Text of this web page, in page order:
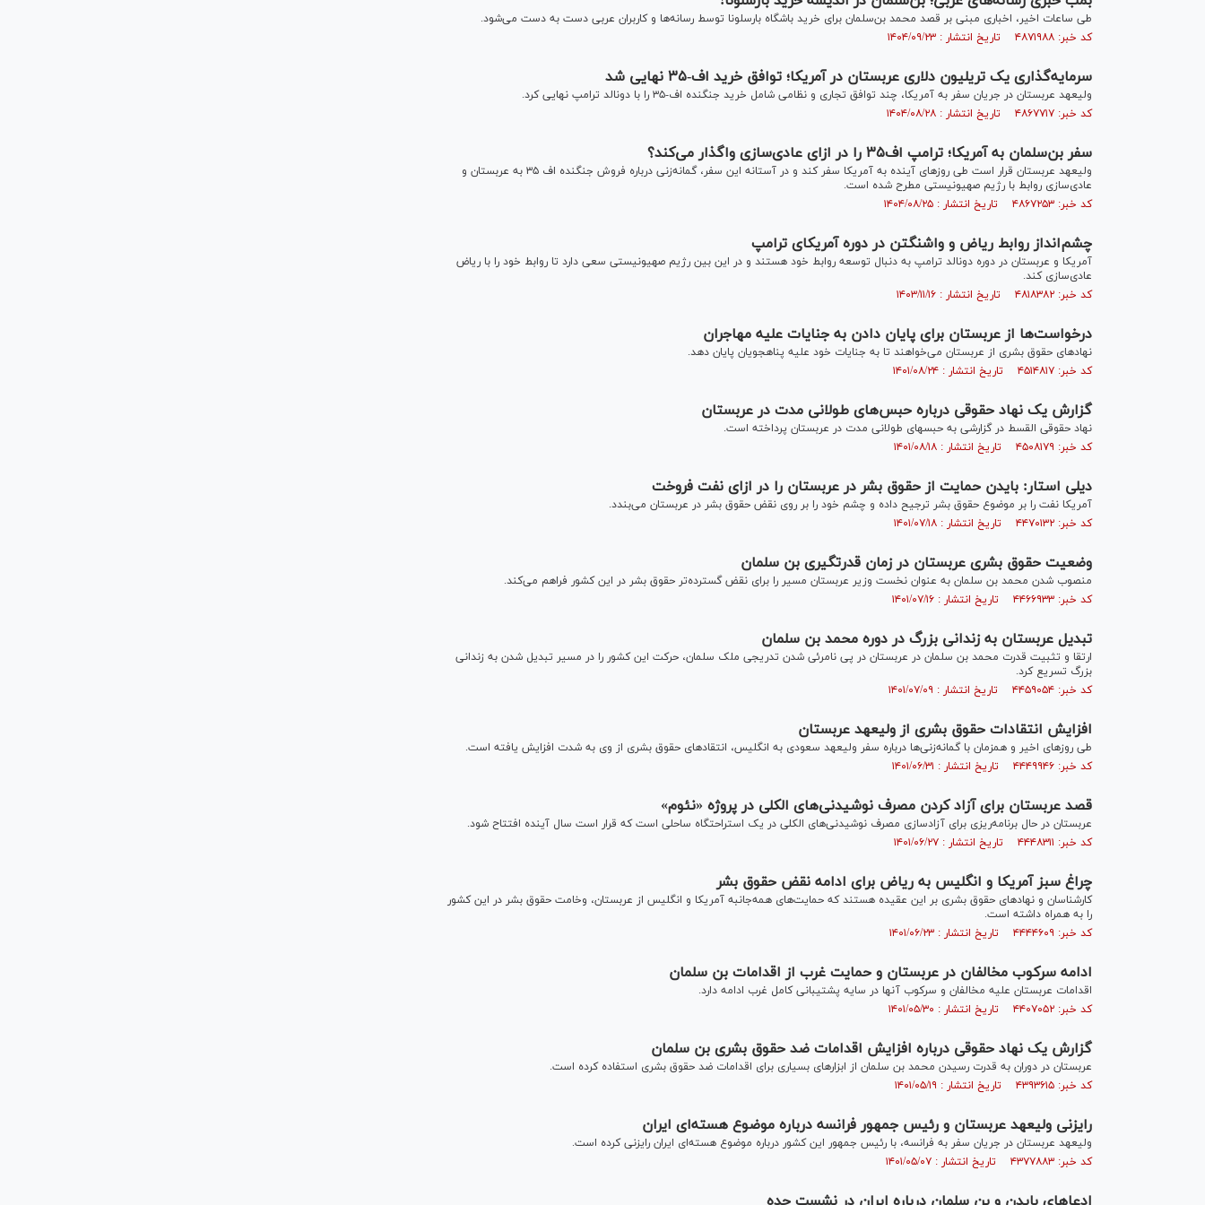
طی ساعات اخیر، اخباری مبنی بر قصد محمد بن‌سلمان برای خرید باشگاه بارسلونا توسط رسانه‌ها و کاربران عربی دست به دست می‌شود.
کد خبر: ۴۸۷۱۹۸۸ تاریخ انتشار : ۱۴۰۴/۰۹/۲۳
سرمایه‌گذاری یک تریلیون دلاری عربستان در آمریکا؛ توافق خرید اف-۳۵ نهایی شد
ولیعهد عربستان در جریان سفر به آمریکا، چند توافق تجاری و نظامی شامل خرید جنگنده اف-‌۳۵ را با دونالد ترامپ نهایی کرد.
کد خبر: ۴۸۶۷۷۱۷ تاریخ انتشار : ۱۴۰۴/۰۸/۲۸
سفر بن‌سلمان به آمریکا؛ ترامپ اف۳۵ را در ازای عادی‌سازی واگذار می‌کند؟
ولیعهد عربستان قرار است طی روز‌های آینده به آمریکا سفر کند و در آستانه این سفر، گمانه‌زنی درباره فروش جنگنده اف ۳۵ به عربستان و
عادی‌سازی روابط با رژیم صهیونیستی مطرح شده است.
کد خبر: ۴۸۶۷۲۵۳ تاریخ انتشار : ۱۴۰۴/۰۸/۲۵
چشم‌انداز روابط ریاض و واشنگتن در دوره آمریکای ترامپ
آمریکا و عربستان در دوره دونالد ترامپ به دنبال توسعه روابط خود هستند و در این بین رژیم صهیونیستی سعی دارد تا روابط خود را با ریاض
عادی‌سازی کند.
کد خبر: ۴۸۱۸۳۸۲ تاریخ انتشار : ۱۴۰۳/۱۱/۱۶
درخواست‌ها از عربستان برای پایان دادن به جنایات علیه مهاجران
نهادهای حقوق بشری از عربستان می‌خواهند تا به جنایات خود علیه پناهجویان پایان دهد.
کد خبر: ۴۵۱۴۸۱۷ تاریخ انتشار : ۱۴۰۱/۰۸/۲۴
گزارش یک نهاد حقوقی درباره حبس‌های طولانی مدت در عربستان
نهاد حقوقی القسط در گزارشی به حبس‎های طولانی مدت در عربستان پرداخته است.
کد خبر: ۴۵۰۸۱۷۹ تاریخ انتشار : ۱۴۰۱/۰۸/۱۸
دیلی استار: بایدن حمایت از حقوق بشر در عربستان را در ازای نفت فروخت
آمریکا نفت را بر موضوع حقوق بشر ترجیح داده و چشم خود را بر روی نقض حقوق بشر در عربستان می‌بندد.
کد خبر: ۴۴۷۰۱۳۲ تاریخ انتشار : ۱۴۰۱/۰۷/۱۸
وضعیت حقوق بشری عربستان در زمان قدرت‎گیری بن سلمان
منصوب شدن محمد بن سلمان به عنوان نخست وزیر عربستان مسیر را برای نقض گسترده‌تر حقوق بشر در این کشور فراهم می‌کند.
کد خبر: ۴۴۶۶۹۳۳ تاریخ انتشار : ۱۴۰۱/۰۷/۱۶
تبدیل عربستان به زندانی بزرگ در دوره محمد بن سلمان
ارتقا و تثبیت قدرت محمد بن سلمان در عربستان در پی نامرئی شدن تدریجی ملک سلمان، حرکت این کشور را در مسیر تبدیل شدن به زندانی
بزرگ تسریع کرد.
کد خبر: ۴۴۵۹۰۵۴ تاریخ انتشار : ۱۴۰۱/۰۷/۰۹
افزایش انتقادات حقوق بشری از ولیعهد عربستان
طی روزهای اخیر و همزمان با گمانه‎‌زنی‌ها درباره سفر ولیعهد سعودی به انگلیس، انتقادهای حقوق بشری از وی به شدت افزایش یافته است.
کد خبر: ۴۴۴۹۹۴۶ تاریخ انتشار : ۱۴۰۱/۰۶/۳۱
قصد عربستان برای آزاد کردن مصرف نوشیدنی‌های الکلی در پروژه «نئوم»
عربستان در حال برنامه‌ریزی برای آزادسازی مصرف نوشیدنی‌های الکلی در یک استراحتگاه ساحلی است که قرار است سال آینده افتتاح شود.
کد خبر: ۴۴۴۸۳۱۱ تاریخ انتشار : ۱۴۰۱/۰۶/۲۷
چراغ سبز آمریکا و انگلیس به ریاض برای ادامه نقض حقوق بشر
کارشناسان و نهادهای حقوق بشری بر این عقیده هستند که حمایت‌های همه‌جانبه آمریکا و انگلیس از عربستان، وخامت حقوق بشر در این کشور
را به همراه داشته است.
کد خبر: ۴۴۴۴۶۰۹ تاریخ انتشار : ۱۴۰۱/۰۶/۲۳
ادامه سرکوب مخالفان در عربستان و حمایت غرب از اقدامات بن سلمان
اقدامات عربستان علیه مخالفان و سرکوب آنها در سایه پشتیبانی کامل غرب ادامه دارد.
کد خبر: ۴۴۰۷۰۵۲ تاریخ انتشار : ۱۴۰۱/۰۵/۳۰
گزارش یک نهاد حقوقی درباره افزایش اقدامات ضد حقوق بشری بن سلمان
عربستان در دوران به قدرت رسیدن محمد بن سلمان از ابزارهای بسیاری برای اقدامات ضد حقوق بشری استفاده کرده است.
کد خبر: ۴۳۹۳۶۱۵ تاریخ انتشار : ۱۴۰۱/۰۵/۱۹
رایزنی ولیعهد عربستان و رئیس جمهور فرانسه درباره موضوع هسته‌ای ایران
ولیعهد عربستان در جریان سفر به فرانسه، با رئیس جمهور این کشور درباره موضوع هسته‌ای ایران رایزنی کرده است.
کد خبر: ۴۳۷۷۸۸۳ تاریخ انتشار : ۱۴۰۱/۰۵/۰۷